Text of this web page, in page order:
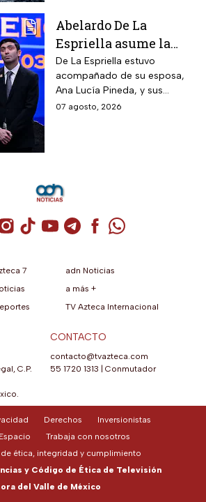
Abelardo De La
Espriella asume la
presidencia de
Colombia; así fue su
atípica investidura en
Cali
De La Espriella estuvo
acompañado de su esposa,
Ana Lucía Pineda, y sus
cuatro hijos, además de los
07 agosto, 2026
de X / Twitter (se abre en una
Cuenta de Instagram (se abre en una
Cuenta de TikTok (se abre en
Cuenta de YouTube (se abre
Cuenta de Telegram (se
Cuenta de
Cuenta de
7
adn Noticias
a más +
TV Azteca Internacional
C.P.
CONTACTO
contacto@tvazteca.com
55 1720 1313
Conmutador
Derechos
Inversionistas
Trabaja con nosotros
ética, integridad y cumplimiento
y Código de Ética de Televisión
del Valle de México